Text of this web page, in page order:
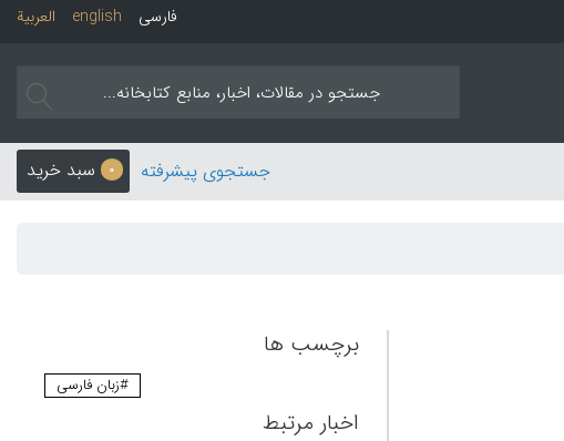
العربیة english فارسی
0 سبد خرید جستجوی پیشرفته
برچسب ها
#زبان فارسی
اخبار مرتبط